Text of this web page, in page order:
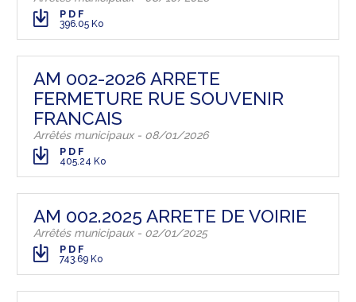
PDF
396.05 Ko
AM 002-2026 ARRETE
FERMETURE RUE SOUVENIR
FRANCAIS
Arrêtés municipaux - 08/01/2026
PDF
405.24 Ko
AM 002.2025 ARRETE DE VOIRIE
Arrêtés municipaux - 02/01/2025
PDF
743.69 Ko